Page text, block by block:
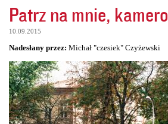
Patrz na mnie, kamero
10.09.2015
Nadesłany przez: Michał "czesiek" Czyżewski